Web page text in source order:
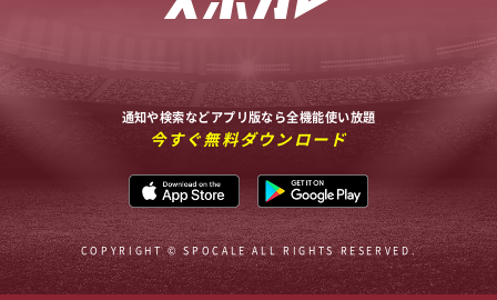
通知や検索などアプリ版なら全機能使い放題
今すぐ無料ダウンロード
COPYRIGHT © SPOCALE ALL RIGHTS RESERVED.